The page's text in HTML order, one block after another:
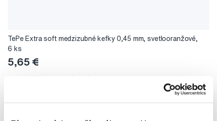
TePe Extra soft medzizubné kefky 0,45 mm, svetlooranžové,
6 ks
5,65 €
Na sklade > 5 ks